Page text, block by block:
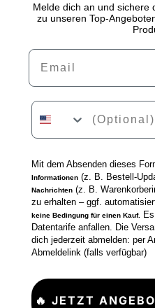
Melde dich an und sichere
zu unseren Top-
Email
Phone Number
Mit dem Absenden dieses
Informationen (z. B. Bestell-
Nachrichten (z. B.
zu erhalten – ggf.
keine Bedingung für einen Kauf.
Datentarife anfallen. Die
dich jederzeit abmelden: per
Abmeldelink (falls verfügbar)
🔥 JETZT